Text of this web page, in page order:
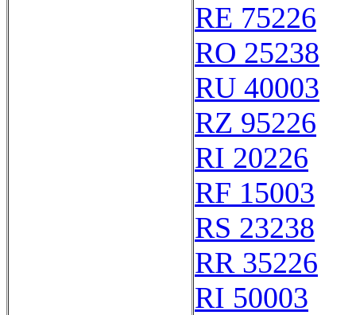
RE 75226
RO 25238
RU 40003
RZ 95226
RI 20226
RF 15003
RS 23238
RR 35226
RI 50003